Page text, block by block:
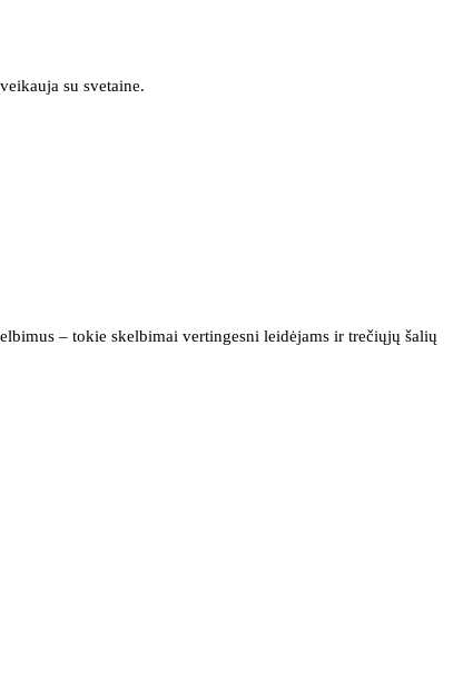
su svetaine.
– tokie skelbimai vertingesni leidėjams ir trečiųjų šalių